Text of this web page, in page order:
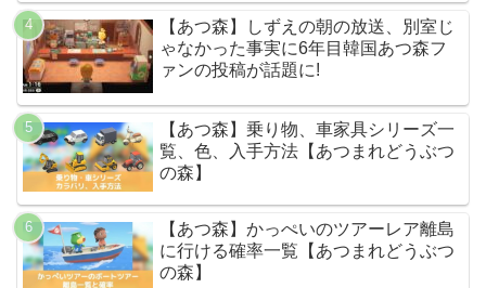
【あつ森】しずえの朝の放送、別室じ
ゃなかった事実に6年目韓国あつ森フ
ァンの投稿が話題に!
【あつ森】乗り物、車家具シリーズ一
覧、色、入手方法【あつまれどうぶつ
の森】
【あつ森】かっぺいのツアーレア離島
に行ける確率一覧【あつまれどうぶつ
の森】